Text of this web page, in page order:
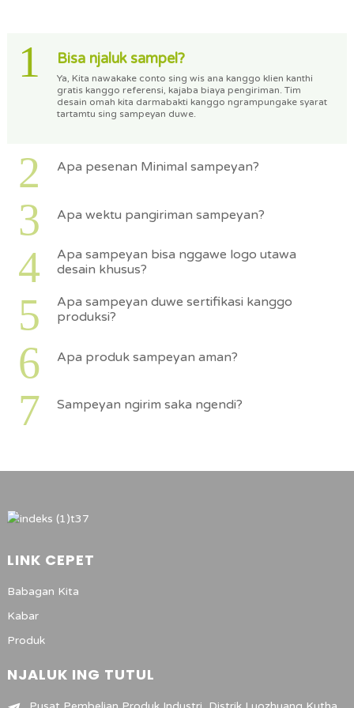
1 Bisa njaluk sampel?
Ya, Kita nawakake conto sing wis ana kanggo klien kanthi
gratis kanggo referensi, kajaba biaya pengiriman. Tim
desain omah kita darmabakti kanggo ngrampungake syarat
tartamtu sing sampeyan duwe.
2 Apa pesenan Minimal sampeyan?
3 Apa wektu pangiriman sampeyan?
4
Apa sampeyan bisa nggawe logo utawa
desain khusus?
5
Apa sampeyan duwe sertifikasi kanggo
produksi?
6 Apa produk sampeyan aman?
7 Sampeyan ngirim saka ngendi?
LINK CEPET
Babagan Kita
Kabar
Produk
NJALUK ING TUTUL